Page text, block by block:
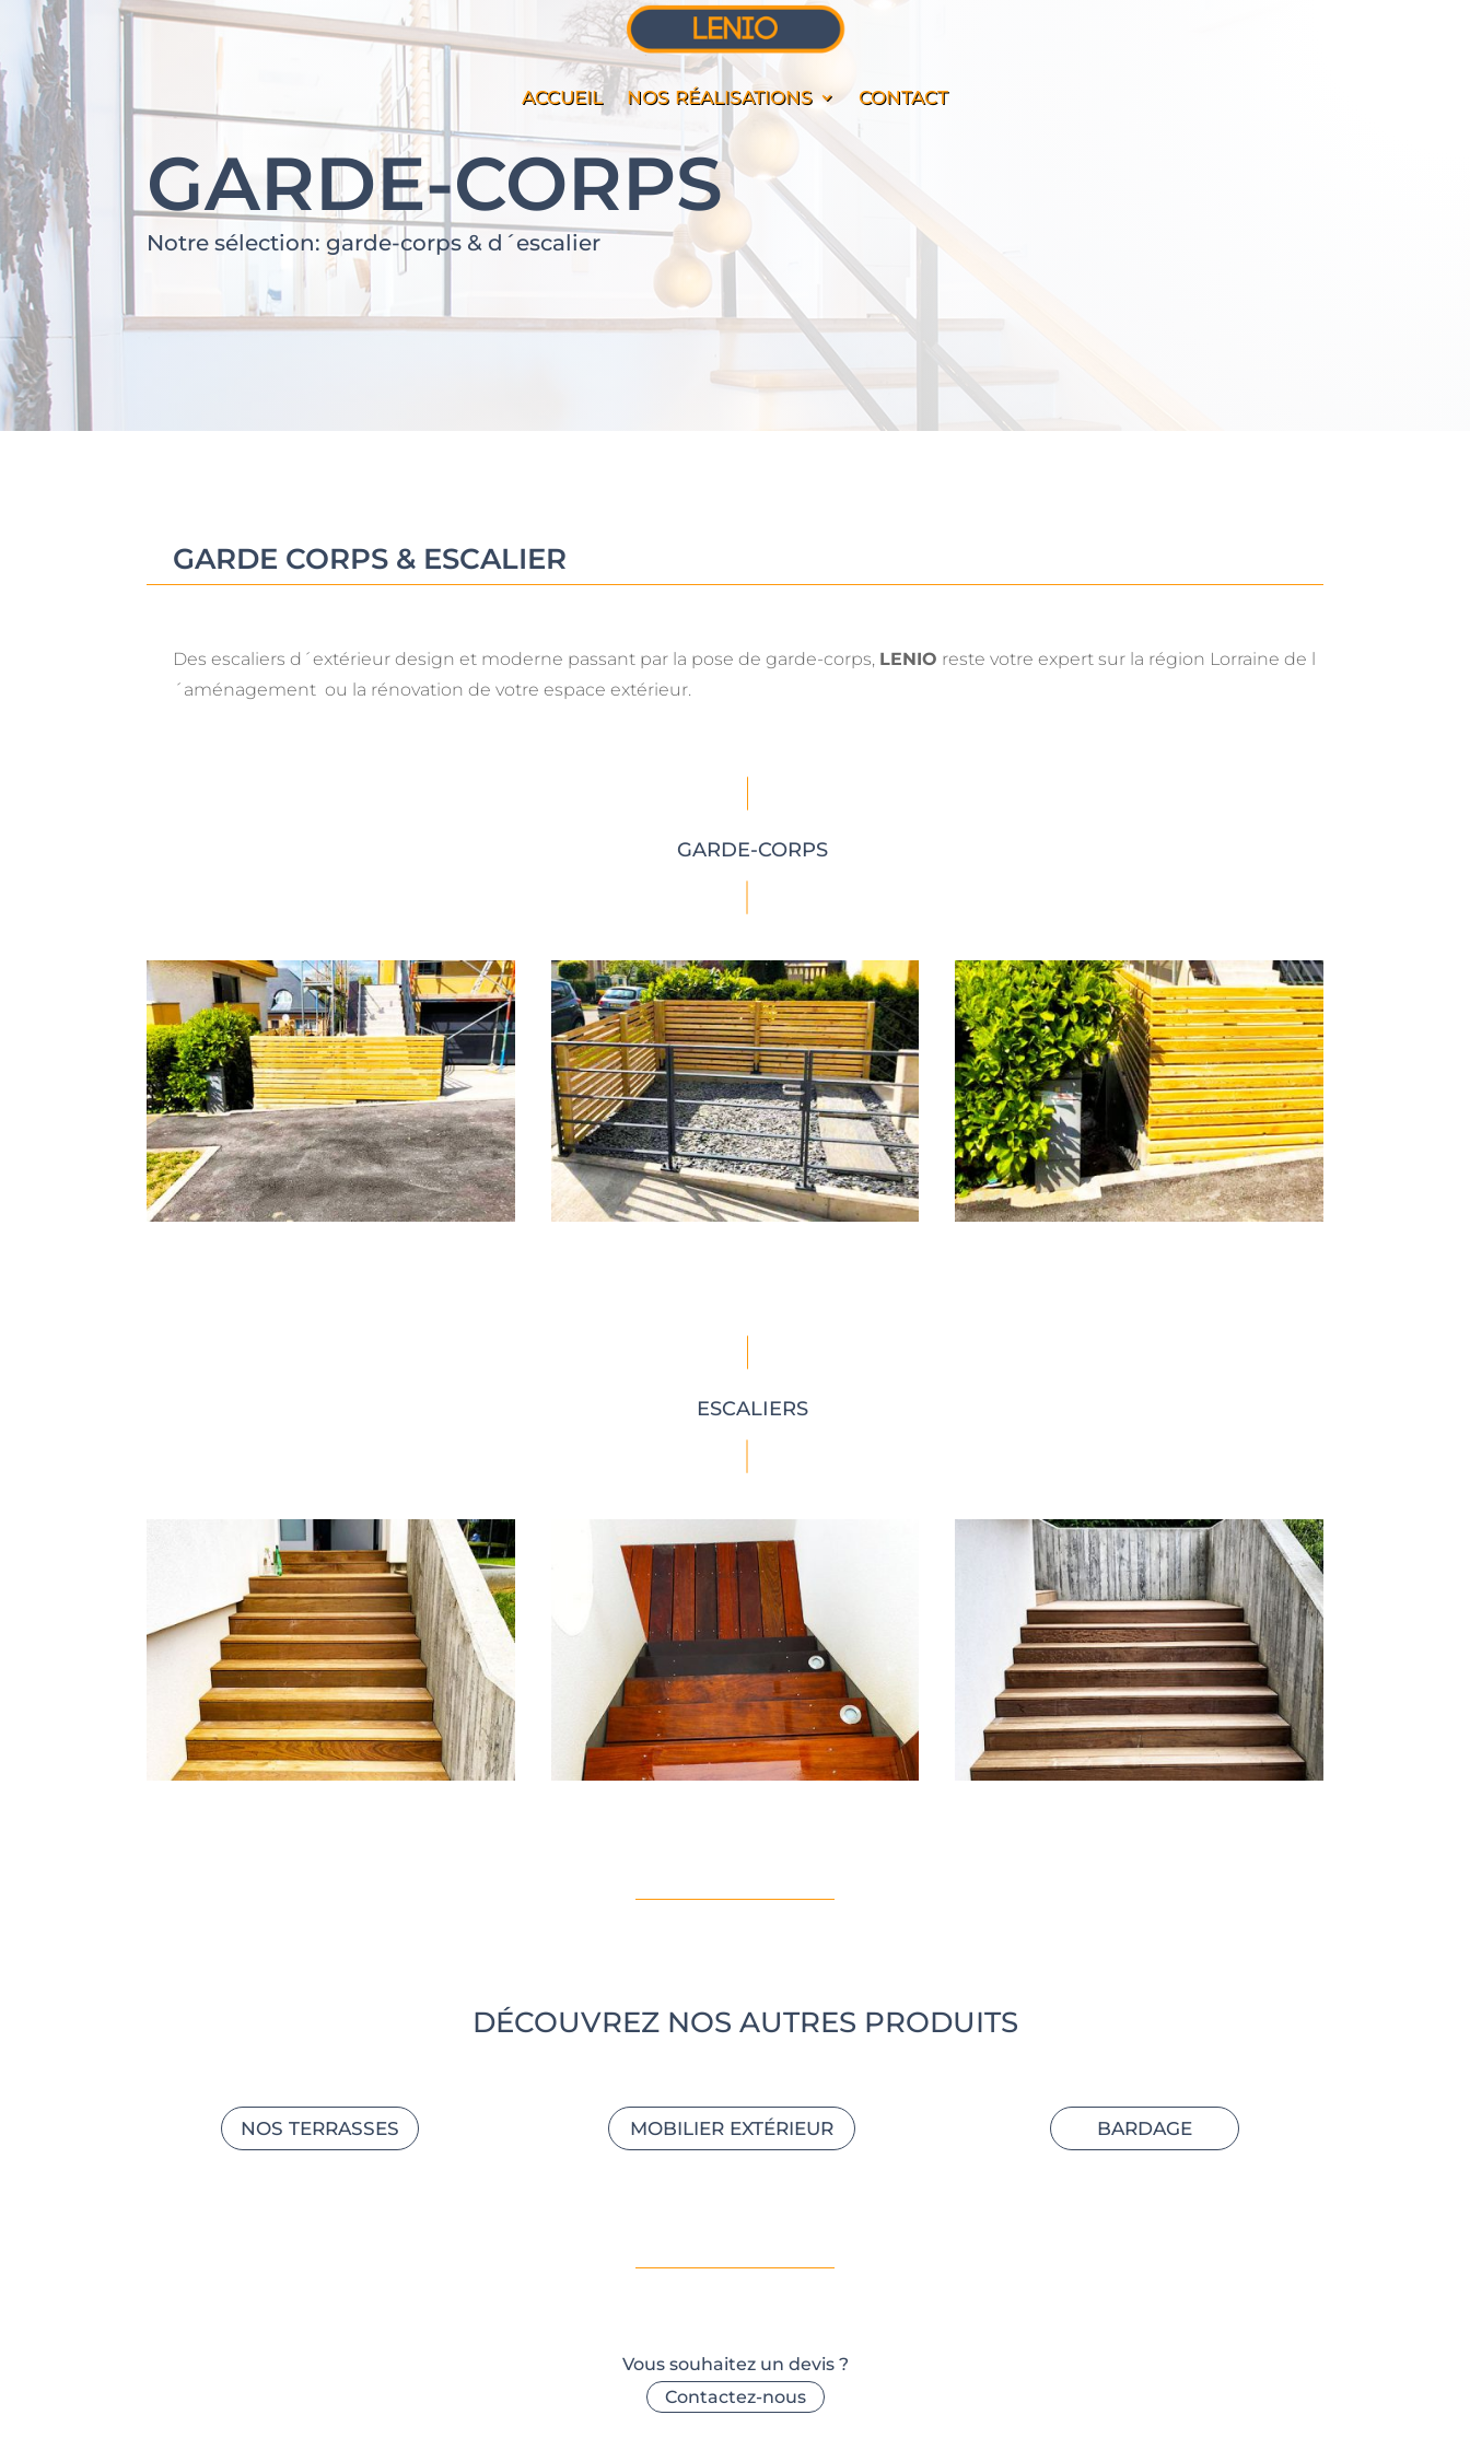
ACCUEIL NOS RÉALISATIONS CONTACT
GARDE-CORPS
Notre sélection: garde-corps & d´escalier
GARDE CORPS & ESCALIER
Des escaliers d´extérieur design et moderne passant par la pose de garde-corps, LENIO reste votre expert sur la région Lorraine de l
´aménagement ou la rénovation de votre espace extérieur.
GARDE-CORPS
ESCALIERS
DÉCOUVREZ NOS AUTRES PRODUITS
NOS TERRASSES MOBILIER EXTÉRIEUR BARDAGE
Vous souhaitez un devis ?
Contactez-nous